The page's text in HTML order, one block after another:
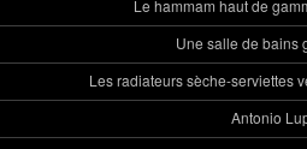
Le hammam haut de
Une salle de bains
Les radiateurs sèche-serviettes
Antonio